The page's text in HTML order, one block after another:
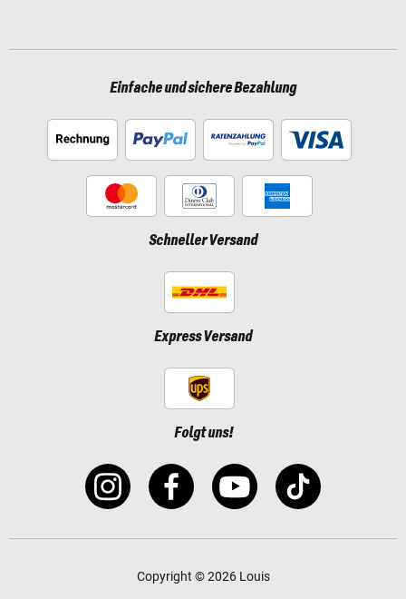
Einfache und sichere Bezahlung
Schneller Versand
Express Versand
Folgt uns!
Copyright © 2026 Louis